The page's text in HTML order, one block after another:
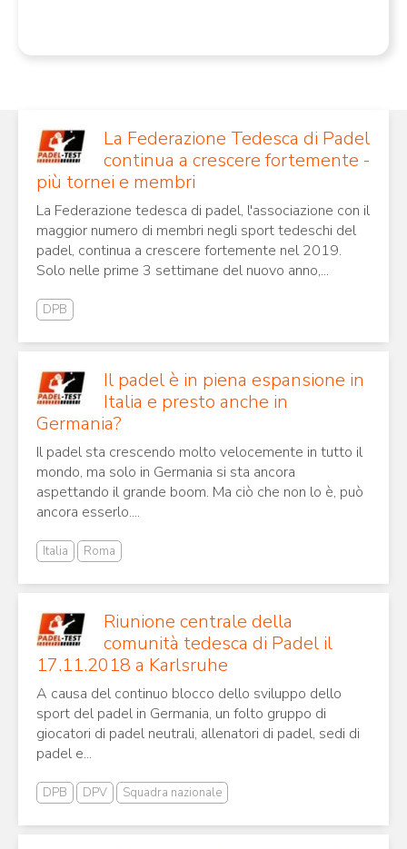
La Federazione Tedesca di Padel
continua a crescere fortemente -
più tornei e membri
La Federazione tedesca di padel, l'associazione con il
maggior numero di membri negli sport tedeschi del
padel, continua a crescere fortemente nel 2019.
Solo nelle prime 3 settimane del nuovo anno,...
DPB
Il padel è in piena espansione in
Italia e presto anche in
Germania?
Il padel sta crescendo molto velocemente in tutto il
mondo, ma solo in Germania si sta ancora
aspettando il grande boom. Ma ciò che non lo è, può
ancora esserlo....
Italia Roma
Riunione centrale della
comunità tedesca di Padel il
17.11.2018 a Karlsruhe
A causa del continuo blocco dello sviluppo dello
sport del padel in Germania, un folto gruppo di
giocatori di padel neutrali, allenatori di padel, sedi di
padel e...
DPB DPV Squadra nazionale